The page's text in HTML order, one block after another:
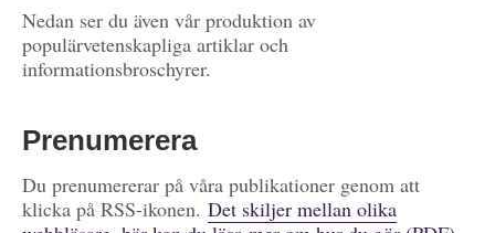
Nedan ser du även vår produktion av
populärvetenskapliga artiklar och
informationsbroschyrer.
Prenumerera
Du prenumererar på våra publikationer genom att
klicka på RSS-ikonen. Det skiljer mellan olika